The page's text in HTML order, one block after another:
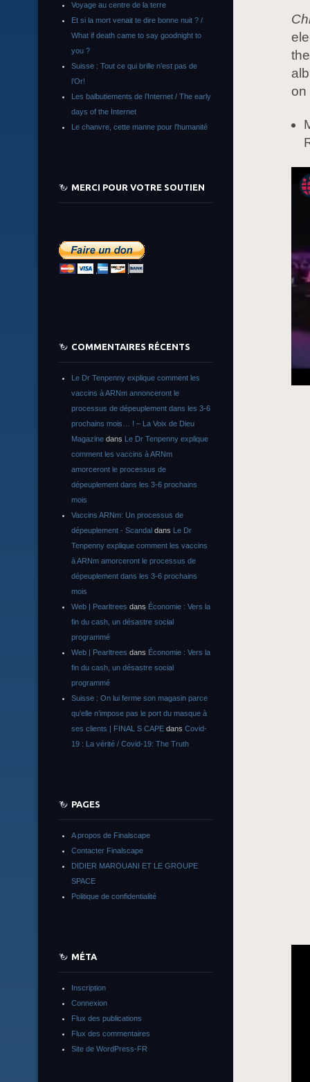
on
Voyage au centre de la terre
Et si la mort venait te dire bonne nuit ? /
What if death came to say goodnight to
you ?
Suisse : Tout ce qui brille n’est pas de
l’Or!
Les balbutiements de l’Internet / The early
days of the Internet
Le chanvre, cette manne pour l’humanité
MERCI POUR VOTRE SOUTIEN
COMMENTAIRES RÉCENTS
Le Dr Tenpenny explique comment les
vaccins à ARNm annonceront le
processus de dépeuplement dans les 3-6
prochains mois… ! – La Voix de Dieu
Magazine dans Le Dr Tenpenny explique
comment les vaccins à ARNm
amorceront le processus de
dépeuplement dans les 3-6 prochains
mois
Vaccins ARNm: Un processus de
dépeuplement - Scandal dans Le Dr
Tenpenny explique comment les vaccins
à ARNm amorceront le processus de
dépeuplement dans les 3-6 prochains
mois
Web | Pearltrees dans Économie : Vers la
fin du cash, un désastre social
programmé
Web | Pearltrees dans Économie : Vers la
fin du cash, un désastre social
programmé
Suisse : On lui ferme son magasin parce
qu’elle n’impose pas le port du masque à
ses clients | FINAL S CAPE dans Covid-
19 : La vérité / Covid-19: The Truth
PAGES
A propos de Finalscape
Contacter Finalscape
DIDIER MAROUANI ET LE GROUPE
SPACE
Politique de confidentialité
MÉTA
Inscription
Connexion
Flux des publications
Flux des commentaires
Site de WordPress-FR